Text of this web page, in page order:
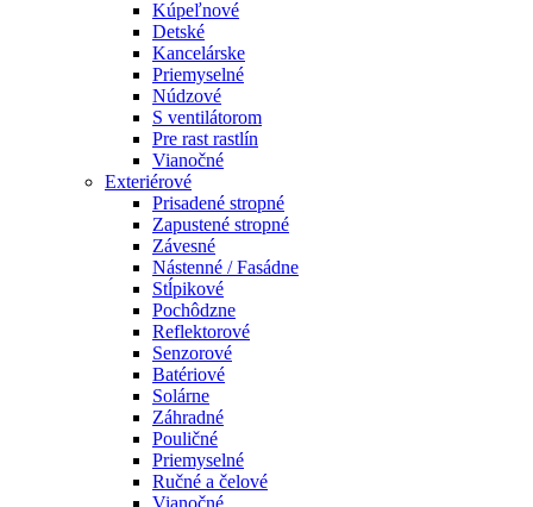
Kúpeľnové
Detské
Kancelárske
Priemyselné
Núdzové
S ventilátorom
Pre rast rastlín
Vianočné
Exteriérové
Prisadené stropné
Zapustené stropné
Závesné
Nástenné / Fasádne
Stĺpikové
Pochôdzne
Reflektorové
Senzorové
Batériové
Solárne
Záhradné
Pouličné
Priemyselné
Ručné a čelové
Vianočné